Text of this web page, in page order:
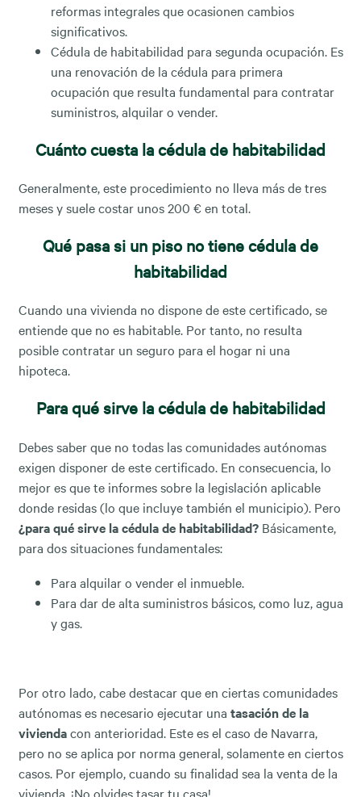
reformas integrales que ocasionen cambios
significativos.
Cédula de habitabilidad para segunda ocupación. Es
una renovación de la cédula para primera
ocupación que resulta fundamental para contratar
suministros, alquilar o vender.
Cuánto cuesta la cédula de habitabilidad
Generalmente, este procedimiento no lleva más de tres
meses y suele costar unos 200 € en total.
Qué pasa si un piso no tiene cédula de
habitabilidad
Cuando una vivienda no dispone de este certificado, se
entiende que no es habitable. Por tanto, no resulta
posible contratar un seguro para el hogar ni una
hipoteca.
Para qué sirve la cédula de habitabilidad
Debes saber que no todas las comunidades autónomas
exigen disponer de este certificado. En consecuencia, lo
mejor es que te informes sobre la legislación aplicable
donde residas (lo que incluye también el municipio). Pero
¿para qué sirve la cédula de habitabilidad?Básicamente,
para dos situaciones fundamentales:
Para alquilar o vender el inmueble.
Para dar de alta suministros básicos, como luz, agua
y gas.
Por otro lado, cabe destacar que en ciertas comunidades
autónomas es necesario ejecutar una tasación de la
viviendacon anterioridad. Este es el caso de Navarra,
pero no se aplica por norma general, solamente en ciertos
casos. Por ejemplo, cuando su finalidad sea la venta de la
vivienda. ¡No olvides tasar tu casa!